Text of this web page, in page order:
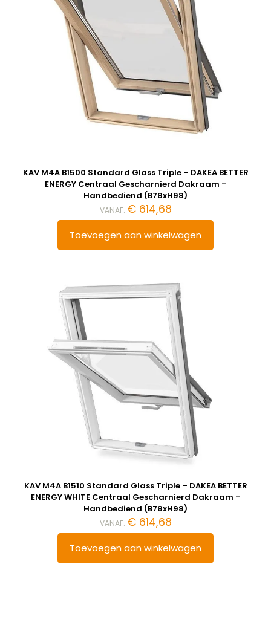
KAV M4A B1500 Standard Glass Triple – DAKEA BETTER
ENERGY Centraal Gescharnierd Dakraam –
Handbediend (B78xH98)
VANAF: €614,68
Toevoegen aan winkelwagen
KAV M4A B1510 Standard Glass Triple – DAKEA BETTER
ENERGY WHITE Centraal Gescharnierd Dakraam –
Handbediend (B78xH98)
VANAF: €614,68
Toevoegen aan winkelwagen